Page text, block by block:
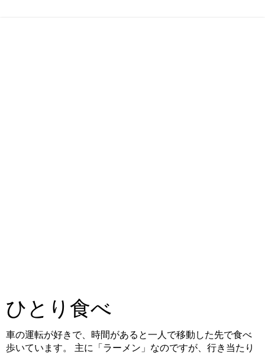
ひとり食べ
車の運転が好きで、時間があると一人で移動した先で食べ
歩いています。 主に「ラーメン」なのですが、行き当たり